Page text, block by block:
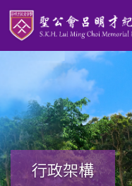
移至主內容
行政架構